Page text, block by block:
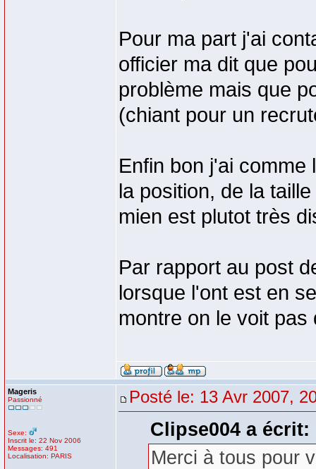
Pour ma part j'ai
officier ma dit que
problème mais que
(chiant pour un
Enfin bon j'ai comme
la position, de la
mien est plutot très
Par rapport au post
lorsque l'ont est en
montre on le voit
Mageris
Passionné
Sexe:
Inscrit le: 22 Nov 2006
Messages: 491
Localisation: PARIS
Posté le: 13 Avr 2007,
Clipse004 a écrit:
Merci à tous pour